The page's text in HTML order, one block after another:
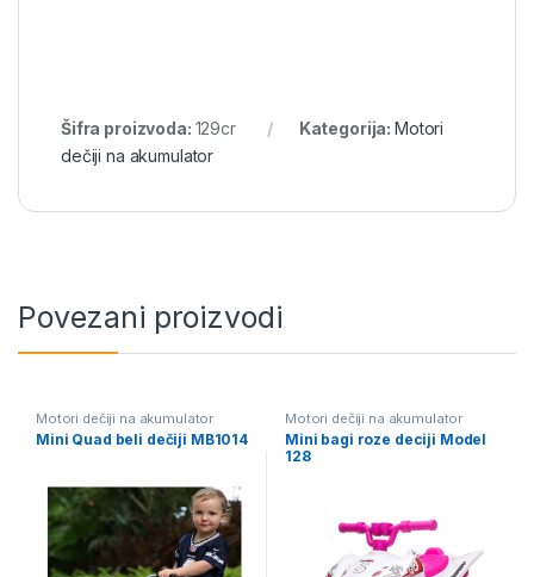
Šifra proizvoda: 129cr Kategorija: Motori
dečiji na akumulator
Povezani proizvodi
Motori dečiji na akumulator
Mini Quad beli dečiji MB1014
Motori dečiji na akumulator
Mini bagi roze deciji Model
128